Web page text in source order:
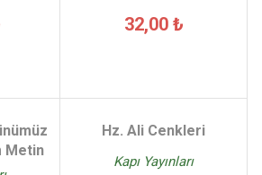
32,00 ₺
Metin
Hz. Ali Cenkleri
Kapı Yayınları